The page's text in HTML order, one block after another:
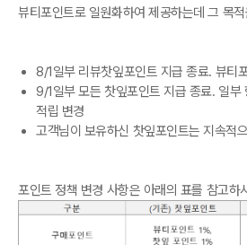
뷰티포인트로 일원화하여 제공하는데 그 목
8/1일부 리뷰찻잎포인트 지급 종료. 뷰티
9/1일부 모든 찻잎포인트 지급 종료. 일부
적립 변경
고객님이 보유하신 찻잎포인트는 지속적
포인트 정책 변경 사항은 아래의 표를 참고하